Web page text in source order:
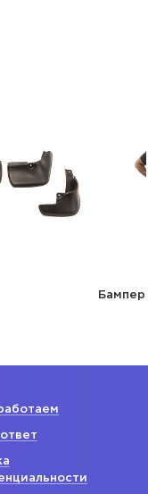
Бампер